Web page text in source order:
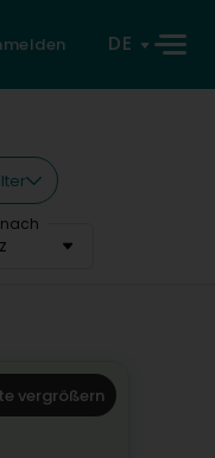
DE
vergrößern